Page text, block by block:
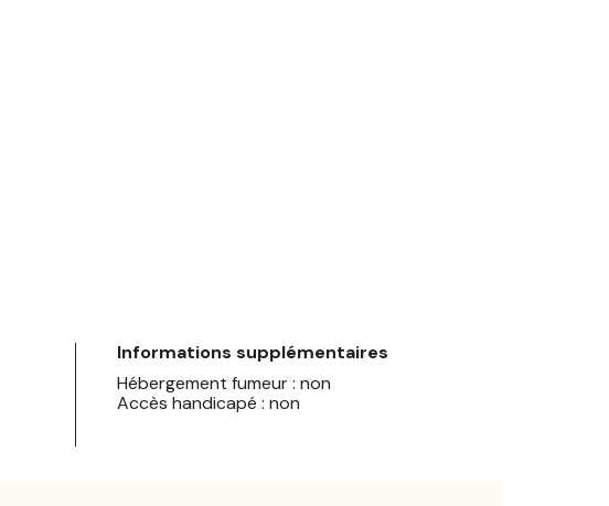
Informations supplémentaires
Hébergement fumeur : non
Accès handicapé : non